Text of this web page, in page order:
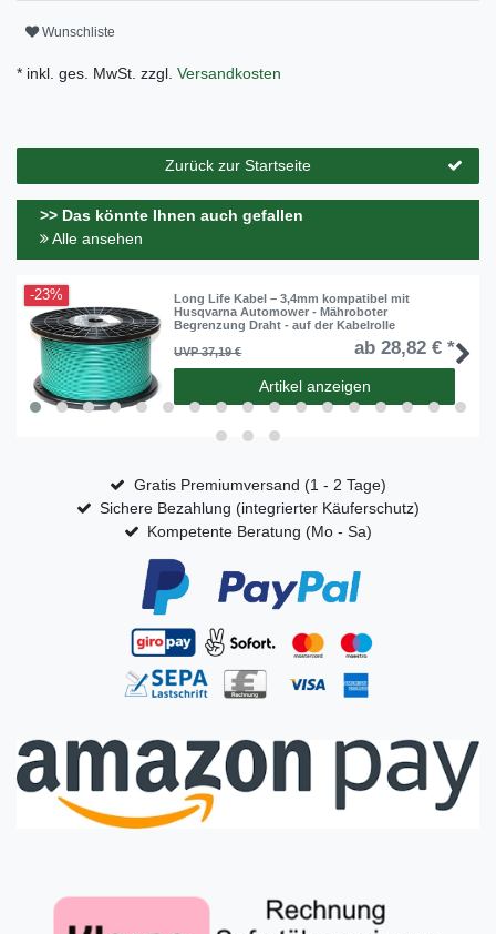
Wunschliste
* inkl. ges. MwSt. zzgl. Versandkosten
Zurück zur Startseite
>> Das könnte Ihnen auch gefallen
Alle ansehen
-23%
Long Life Kabel – 3,4mm kompatibel mit
Husqvarna Automower - Mähroboter
Begrenzung Draht - auf der Kabelrolle
UVP 37,19 €
ab 28,82 € *
Artikel anzeigen
Gratis Premiumversand (1 - 2 Tage)
Sichere Bezahlung (integrierter Käuferschutz)
Kompetente Beratung (Mo - Sa)